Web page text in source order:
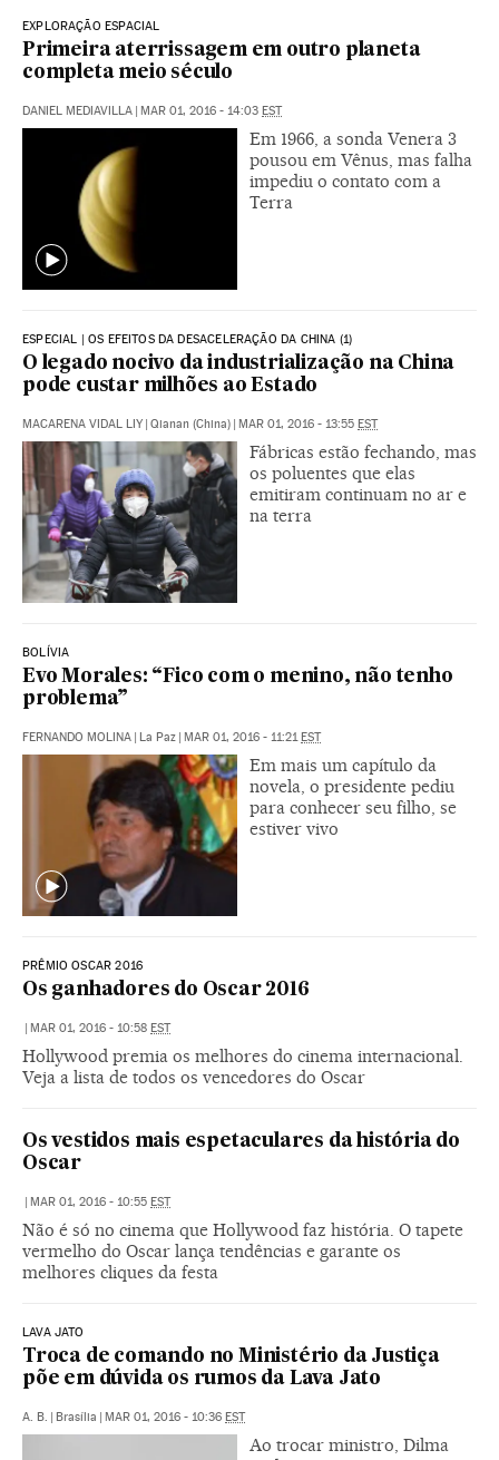
EXPLORAÇÃO ESPACIAL
Primeira aterrissagem em outro planeta
completa meio século
DANIEL MEDIAVILLA | MAR 01, 2016 - 14:03 EST
Em 1966, a sonda Venera 3
pousou em Vênus, mas falha
impediu o contato com a
Terra
ESPECIAL | OS EFEITOS DA DESACELERAÇÃO DA CHINA (1)
O legado nocivo da industrialização na China
pode custar milhões ao Estado
MACARENA VIDAL LIY | Qianan (China) | MAR 01, 2016 - 13:55 EST
Fábricas estão fechando, mas
os poluentes que elas
emitiram continuam no ar e
na terra
BOLÍVIA
Evo Morales: “Fico com o menino, não tenho
problema”
FERNANDO MOLINA | La Paz | MAR 01, 2016 - 11:21EST
Em mais um capítulo da
novela, o presidente pediu
para conhecer seu filho, se
estiver vivo
PRÊMIO OSCAR 2016
Os ganhadores do Oscar 2016
| MAR 01, 2016 - 10:58 EST
Hollywood premia os melhores do cinema internacional.
Veja a lista de todos os vencedores do Oscar
Os vestidos mais espetaculares da história do
Oscar
| MAR 01, 2016 - 10:55 EST
Não é só no cinema que Hollywood faz história. O tapete
vermelho do Oscar lança tendências e garante os
melhores cliques da festa
LAVA JATO
Troca de comando no Ministério da Justiça
põe em dúvida os rumos da Lava Jato
A. B. | Brasília | MAR 01, 2016 - 10:36 EST
Ao trocar ministro, Dilma